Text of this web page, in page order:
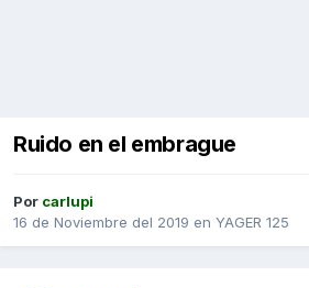
Ruido en el embrague
Por carlupi
16 de Noviembre del 2019 en YAGER 125